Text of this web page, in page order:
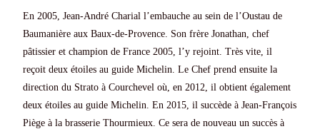
En 2005, Jean-André Charial l’embauche au sein de l’Oustau de
Baumanière aux Baux-de-Provence. Son frère Jonathan, chef
pâtissier et champion de France 2005, l’y rejoint. Très vite, il
reçoit deux étoiles au guide Michelin. Le Chef prend ensuite la
direction du Strato à Courchevel où, en 2012, il obtient également
deux étoiles au guide Michelin. En 2015, il succède à Jean-François
Piège à la brasserie Thourmieux. Ce sera de nouveau un succès à